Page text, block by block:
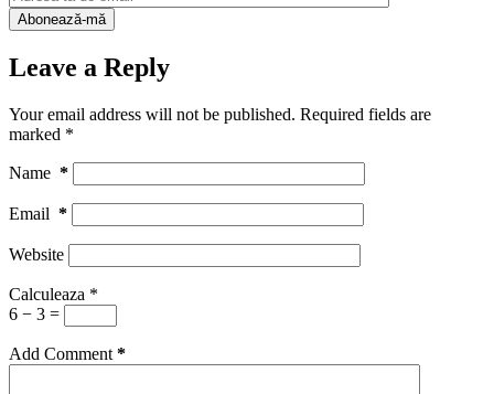
Leave a Reply
Your email address will not be published. Required fields are
marked *
Name *
Email *
Website
Calculeaza *
6 − 3 =
Add Comment *